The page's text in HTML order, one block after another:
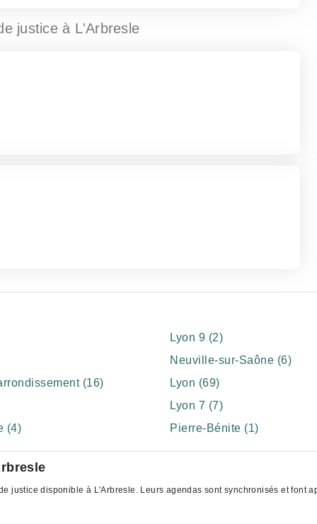
justice à L'Arbresle
Lyon 9 (2)
Neuville-sur-Saône (6)
(16)
Lyon (69)
Lyon 7 (7)
(4)
Pierre-Bénite (1)
justice disponible à L'Arbresle. Leurs agendas sont synchronisés et